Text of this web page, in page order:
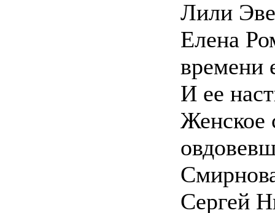
Лили
Елена
времени
И ее
Женское
Сергей